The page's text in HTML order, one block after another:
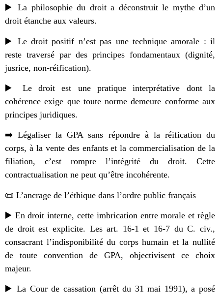
▶️ La philosophie du droit a déconstruit le mythe d’un
droit étanche aux valeurs.
▶️ Le droit positif n’est pas une technique amorale : il
reste traversé par des principes fondamentaux (dignité,
jusrice, non-réification).
▶️ Le droit est une pratique interprétative dont la
cohérence exige que toute norme demeure conforme aux
principes juridiques.
➡️ Légaliser la GPA sans répondre à la réification du
corps, à la vente des enfants et la commercialisation de la
filiation, c’est rompre l’intégrité du droit. Cette
contractualisation ne peut qu’être incohérente.
📜 L’ancrage de l’éthique dans l’ordre public français
▶️ En droit interne, cette imbrication entre morale et règle
de droit est explicite. Les art. 16-1 et 16-7 du C. civ.,
consacrant l’indisponibilité du corps humain et la nullité
de toute convention de GPA, objectivisent ce choix
majeur.
▶️ La Cour de cassation (arrêt du 31 mai 1991), a posé